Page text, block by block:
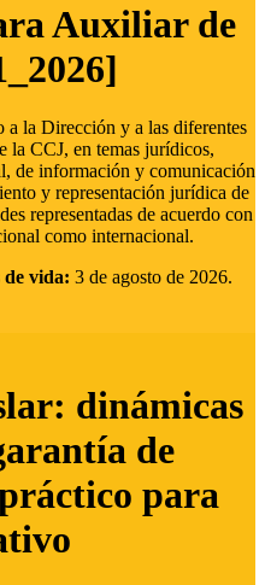
Auxiliar de
a la Dirección y a las diferentes
la CCJ, en temas jurídicos,
de información y comunicación
y representación jurídica de
representadas de acuerdo con
como internacional.
vida: 3 de agosto de 2026.
dinámicas
de
para